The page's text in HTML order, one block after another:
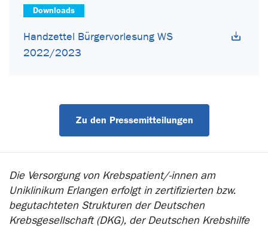
Downloads
Handzettel Bürgervorlesung WS
2022/2023
Zu den Pressemitteilungen
Die Versorgung von Krebspatient/-innen am
Uniklinikum Erlangen erfolgt in zertifizierten bzw.
begutachteten Strukturen der Deutschen
Krebsgesellschaft (DKG), der Deutschen Krebshilfe